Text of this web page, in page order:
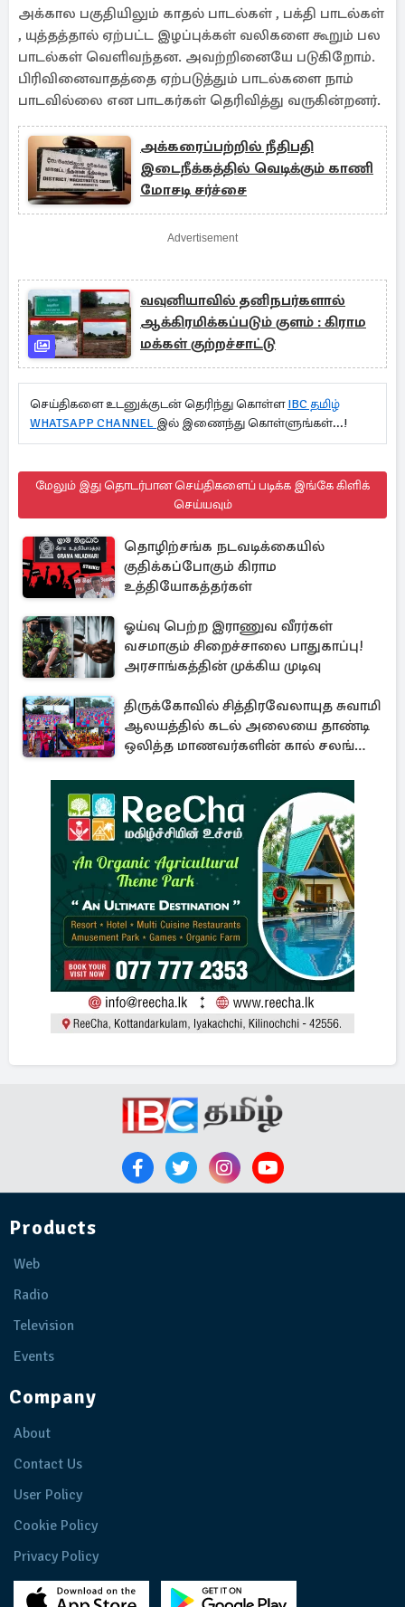
அக்கால பகுதியிலும் காதல் பாடல்கள் , பக்தி பாடல்கள்
, யுத்தத்தால் ஏற்பட்ட இழப்புக்கள் வலிகளை கூறும் பல
பாடல்கள் வெளிவந்தன. அவற்றினையே படுகிறோம்.
பிரிவினைவாதத்தை ஏற்படுத்தும் பாடல்களை நாம்
பாடவில்லை என பாடகர்கள் தெரிவித்து வருகின்றனர்.
அக்கரைப்பற்றில் நீதிபதி
இடைநீக்கத்தில் வெடிக்கும் காணி
மோசடி சர்ச்சை
Advertisement
வவுனியாவில் தனிநபர்களால்
ஆக்கிரமிக்கப்படும் குளம் : கிராம
மக்கள் குற்றச்சாட்டு
செய்திகளை உடனுக்குடன் தெரிந்து கொள்ளIBC தமிழ்
WHATSAPP CHANNEL இல் இணைந்து கொள்ளுங்கள்...!
மேலும் இது தொடர்பான செய்திகளைப் படிக்க இங்கே கிளிக்
செய்யவும்
தொழிற்சங்க நடவடிக்கையில்
குதிக்கப்போகும் கிராம
உத்தியோகத்தர்கள்
ஓய்வு பெற்ற இராணுவ வீரர்கள்
வசமாகும் சிறைச்சாலை பாதுகாப்பு!
அரசாங்கத்தின் முக்கிய முடிவு
திருக்கோவில் சித்திரவேலாயுத சுவாமி
ஆலயத்தில் கடல் அலையை தாண்டி
ஒலித்த மாணவர்களின் கால் சலங்கை
Products
Web
Radio
Television
Events
Company
About
Contact Us
User Policy
Cookie Policy
Privacy Policy